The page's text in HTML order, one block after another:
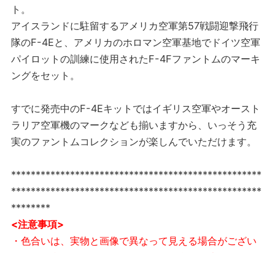
ト。
アイスランドに駐留するアメリカ空軍第57戦闘迎撃飛行
隊のF-4Eと、アメリカのホロマン空軍基地でドイツ空軍
パイロットの訓練に使用されたF-4Fファントムのマーキ
ングをセット。
すでに発売中のF-4Eキットではイギリス空軍やオースト
ラリア空軍機のマークなども揃いますから、いっそう充
実のファントムコレクションが楽しんでいただけます。
***************************************************
***************************************************
********
<注意事項>
・色合いは、実物と画像で異なって見える場合がござい